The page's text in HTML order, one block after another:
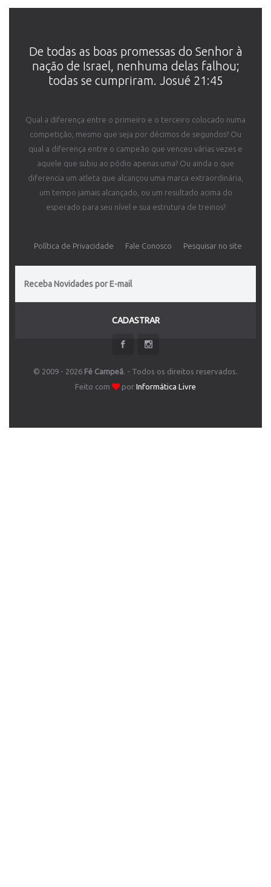
De todas as boas promessas do ­Senhor à
nação de Israel, nenhuma delas falhou;
todas se cumpriram. Josué 21:45
Qual a diferença entre o primeiro e o terceiro colocado numa
competição, mesmo que seja por décimos de segundos? Ou
qual a diferença entre o campeão que venceu várias vezes e
aquele que subiu ao pódio apenas uma? Ou ainda o que
diferencia um atleta que alcançou uma marca extraordinária,
um tempo jamais alcançado, ou um resultado acima do
esperado para seu nível e sua estrutura de treinos?
Política de Privacidade Fale Conosco Pesquisar no site
CADASTRAR
© 2009 - 2026 Fé Campeã. - Todos os direitos reservados.
Feito com por Informática Livre